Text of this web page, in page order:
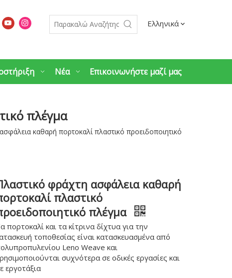
Ελληνικά
Νέα Επικοινωνήστε μαζί μας
πλέγμα
καθαρή πορτοκαλί πλαστικό προειδοποιητικό
φράχτη ασφάλεια καθαρή
πλαστικό
πλέγμα
πορτοκαλί και τα κίτρινα δίχτυα για την
τοποθεσίας είναι κατασκευασμένα από
Leno Weave και
συχνότερα σε οδικές εργασίες και
εργοτάξια